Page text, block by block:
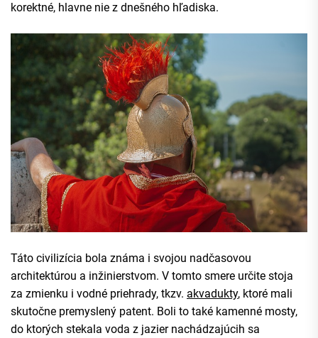
korektné, hlavne nie z dnešného hľadiska.
Táto civilizícia bola známa i svojou nadčasovou
architektúrou a inžinierstvom. V tomto smere určite stoja
za zmienku i vodné priehrady, tkzv. akvadukty, ktoré mali
skutočne premyslený patent. Boli to také kamenné mosty,
do ktorých stekala voda z jazier nachádzajúcih sa